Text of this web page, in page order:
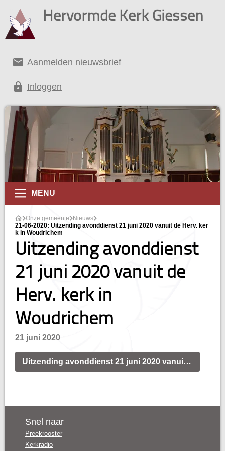
Hervormde Kerk Giessen
email Aanmelden nieuwsbrief
lock Inloggen
MENU
Onze gemeente
Nieuws
21-06-2020: Uitzending avonddienst 21 juni 2020 vanuit de Herv. ker
k in Woudrichem
Uitzending avonddienst
21 juni 2020 vanuit de
Herv. kerk in
Woudrichem
21 juni 2020
Uitzending avonddienst 21 juni 2020 vanuit de Herv. kerk in Woudrichem
Snel naar
Preekrooster
Kerkradio